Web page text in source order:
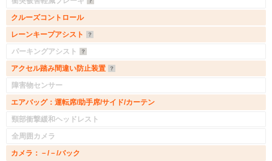
クルーズコントロール
レーンキープアシスト
パーキングアシスト
アクセル踏み間違い防止装置
障害物センサー
エアバッグ：運転席/助手席/サイド/カーテン
頸部衝撃緩和ヘッドレスト
全周囲カメラ
カメラ：－/－/バック